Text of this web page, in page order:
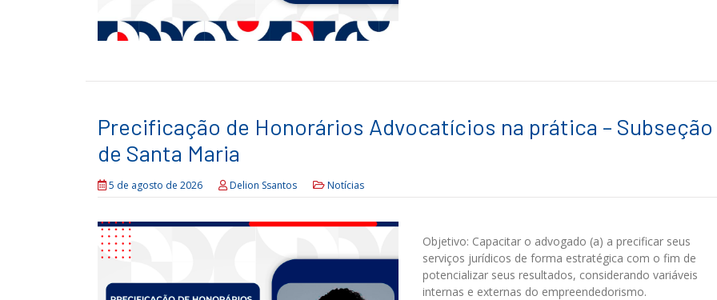
Precificação de Honorários Advocatícios na prática – Subseção
de Santa Maria
5 de agosto de 2026 Delion Ssantos Notícias
Objetivo: Capacitar o advogado (a) a precificar seus
serviços jurídicos de forma estratégica com o fim de
potencializar seus resultados, considerando variáveis
internas e externas do empreendedorismo.